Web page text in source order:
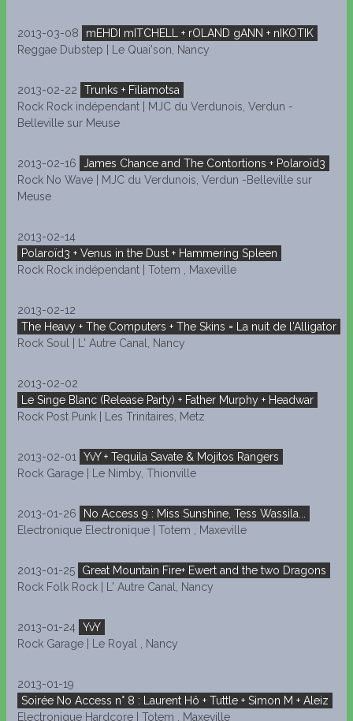
2013-03-08
mEHDI mITCHELL + rOLAND gANN + nIKOTIK
Reggae Dubstep | Le Quai'son, Nancy
2013-02-22
Trunks + Filiamotsa
Rock Rock indépendant | MJC du Verdunois, Verdun -
Belleville sur Meuse
2013-02-16
James Chance and The Contortions + Polaroïd3
Rock No Wave | MJC du Verdunois, Verdun -Belleville sur
Meuse
2013-02-14
Polaroïd3 + Venus in the Dust + Hammering Spleen
Rock Rock indépendant | Totem , Maxeville
2013-02-12
The Heavy + The Computers + The Skins = La nuit de l'Alligator
Rock Soul | L' Autre Canal, Nancy
2013-02-02
Le Singe Blanc (Release Party) + Father Murphy + Headwar
Rock Post Punk | Les Trinitaires, Metz
2013-02-01
YvY + Tequila Savate & Mojitos Rangers
Rock Garage | Le Nimby, Thionville
2013-01-26
No Access 9 : Miss Sunshine, Tess Wassila...
Electronique Electronique | Totem , Maxeville
2013-01-25
Great Mountain Fire+ Ewert and the two Dragons
Rock Folk Rock | L' Autre Canal, Nancy
2013-01-24
YvY
Rock Garage | Le Royal , Nancy
2013-01-19
Soirée No Access n° 8 : Laurent Hô + Tuttle + Simon M + Aleiz
Electronique Hardcore | Totem , Maxeville